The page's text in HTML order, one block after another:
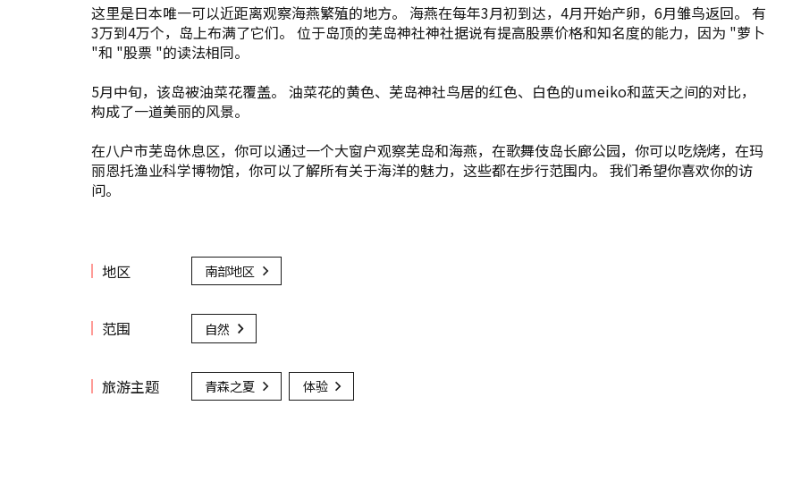
这里是日本唯一可以近距离观察海燕繁殖的地方。 海燕在每年3月初到达，4月开始产卵，6月雏鸟返回。 有
3万到4万个，岛上布满了它们。 位于岛顶的芜岛神社神社据说有提高股票价格和知名度的能力，因为 "萝卜
"和 "股票 "的读法相同。
5月中旬，该岛被油菜花覆盖。 油菜花的黄色、芜岛神社鸟居的红色、白色的umeiko和蓝天之间的对比，
构成了一道美丽的风景。
在八户市芜岛休息区，你可以通过一个大窗户观察芜岛和海燕，在歌舞伎岛长廊公园，你可以吃烧烤，在玛
丽恩托渔业科学博物馆，你可以了解所有关于海洋的魅力，这些都在步行范围内。 我们希望你喜欢你的访
问。
地区 南部地区
范围 自然
旅游主题 青森之夏 体验